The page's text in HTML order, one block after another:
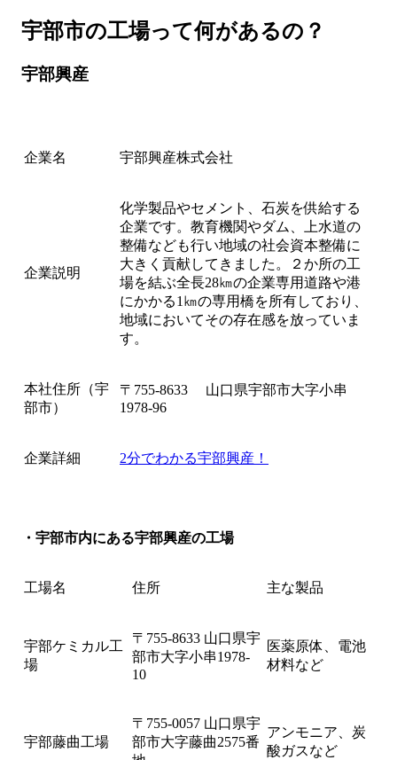
宇部市の工場って何があるの？
宇部興産
企業名 宇部興産株式会社
企業説明
化学製品やセメント、石炭を供給する
企業です。教育機関やダム、上水道の
整備なども行い地域の社会資本整備に
大きく貢献してきました。２か所の工
場を結ぶ全長28㎞の企業専用道路や港
にかかる1㎞の専用橋を所有しており、
地域においてその存在感を放っていま
す。
本社住所（宇
部市）
〒755-8633 山口県宇部市大字小串
1978-96
企業詳細 2分でわかる宇部興産！
・宇部市内にある宇部興産の工場
工場名 住所 主な製品
宇部ケミカル工
場
〒755-8633 山口県宇
部市大字小串1978-
10
医薬原体、電池
材料など
宇部藤曲工場
〒755-0057 山口県宇
部市大字藤曲2575番
アンモニア、炭
酸ガスなど